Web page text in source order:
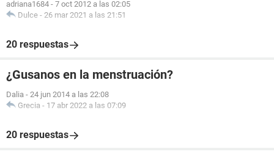
adriana1684 - 7 oct 2012 a las 02:05
Dulce - 26 mar 2021 a las 21:51
20 respuestas
¿Gusanos en la menstruación?
Dalia - 24 jun 2014 a las 22:08
Grecia - 17 abr 2022 a las 07:09
20 respuestas